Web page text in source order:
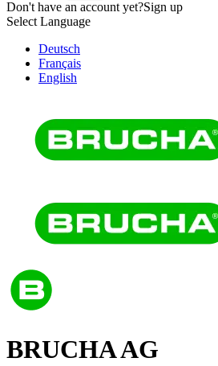
Don't have an account yet?Sign up
Select Language
Deutsch
Français
English
BRUCHA AG